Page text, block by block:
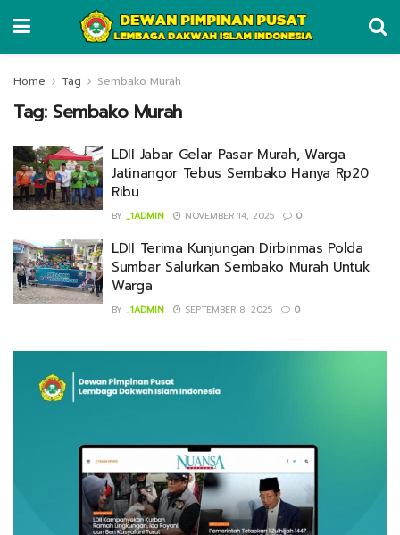
Home Tag Sembako Murah
Tag: Sembako Murah
LDII Jabar Gelar Pasar Murah, Warga
Jatinangor Tebus Sembako Hanya Rp20
Ribu
BY _1ADMIN NOVEMBER 14, 2025 0
LDII Terima Kunjungan Dirbinmas Polda
Sumbar Salurkan Sembako Murah Untuk
Warga
BY _1ADMIN SEPTEMBER 8, 2025 0